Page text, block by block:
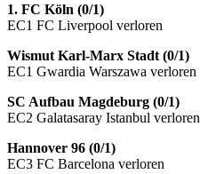
1. FC Köln (0/1)
EC1 FC Liverpool verloren
Wismut Karl-Marx Stadt (0/1)
EC1 Gwardia Warszawa verloren
SC Aufbau Magdeburg (0/1)
EC2 Galatasaray Istanbul verloren
Hannover 96 (0/1)
EC3 FC Barcelona verloren